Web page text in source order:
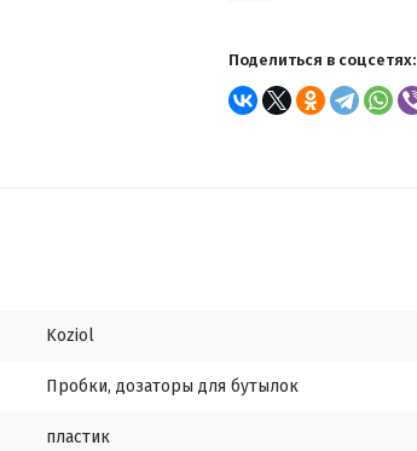
Поделиться в соцсетях:
Koziol
Пробки, дозаторы для бутылок
пластик